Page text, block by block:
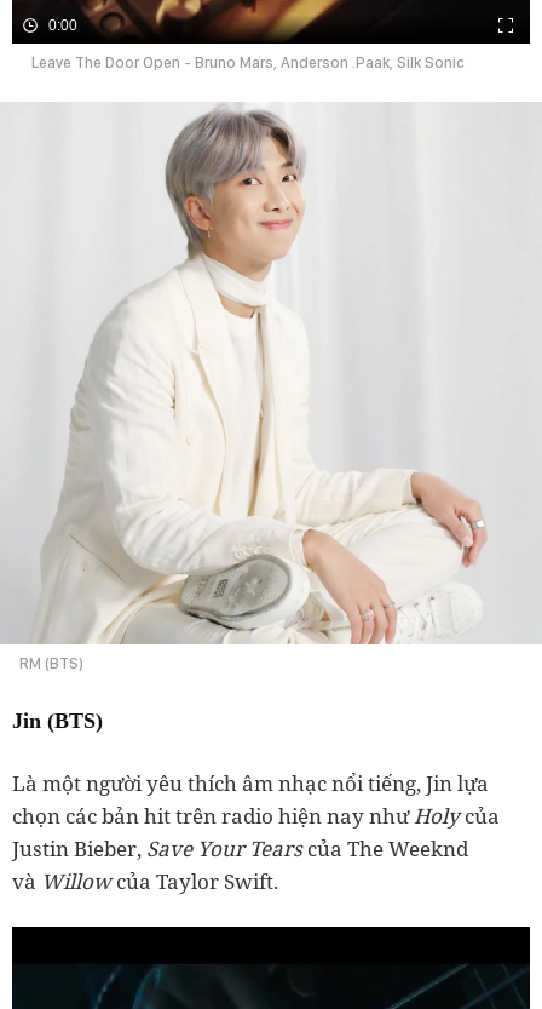
0:00
Leave The Door Open - Bruno Mars, Anderson .Paak, Silk Sonic
RM (BTS)
Jin (BTS)
Là một người yêu thích âm nhạc nổi tiếng, Jin lựa
chọn các bản hit trên radio hiện nay nhưHolycủa
Justin Bieber, Save Your Tearscủa The Weeknd
và Willowcủa Taylor Swift.